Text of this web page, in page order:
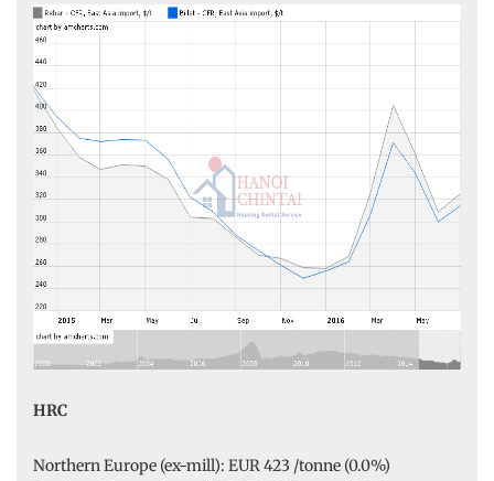
HRC
Northern Europe (ex-mill): EUR 423 /tonne (0.0%)